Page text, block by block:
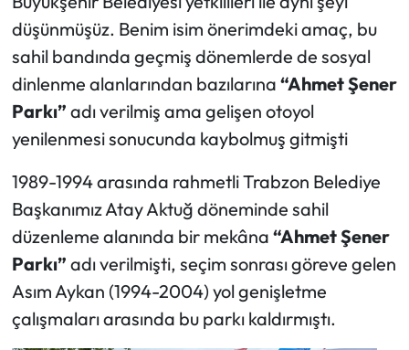
düşünmüşüz. Benim isim önerimdeki amaç, bu
sahil bandında geçmiş dönemlerde de sosyal
dinlenme alanlarından bazılarına “Ahmet Şener
Parkı” adı verilmiş ama gelişen otoyol
yenilenmesi sonucunda kaybolmuş gitmişti
1989-1994 arasında rahmetli Trabzon Belediye
Başkanımız Atay Aktuğ döneminde sahil
düzenleme alanında bir mekâna “Ahmet Şener
Parkı” adı verilmişti, seçim sonrası göreve gelen
Asım Aykan (1994-2004) yol genişletme
çalışmaları arasında bu parkı kaldırmıştı.